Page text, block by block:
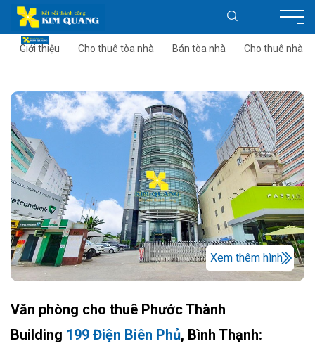
Giới thiệu Cho thuê tòa nhà Bán tòa nhà Cho thuê nhà
Xem thêm hình
Văn phòng cho thuê Phước Thành
Building 199 Điện Biên Phủ, Bình Thạnh: